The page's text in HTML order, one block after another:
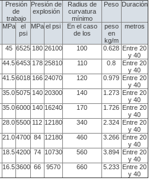
Presión
de
trabajo
Presión de
explosión
Radius de
curvatura
mínimo
Peso Duración
MPa
el
psi
MPa el psi
En el caso
de los
peso
en
kg/m
metros
45 6525 180 26100 100 0.628 Entre 20
y 40
44.56453 178 25810 110 0.8
Entre 20
y 40
41.56018 166 24070 120 0.979 Entre 20
y 40
35.05075 140 20300 140 1.273 Entre 20
y 40
35.06000 140 16240 170 1.726 Entre 20
y 40
28.05500 112 12180 340 2.324 Entre 20
y 40
21.04700 84 12180 460 3.266 Entre 20
y 40
18.54200 74 10730 560 3.894 Entre 20
y 40
16.53600 66 9570 660 5.233 Entre 20
y 40